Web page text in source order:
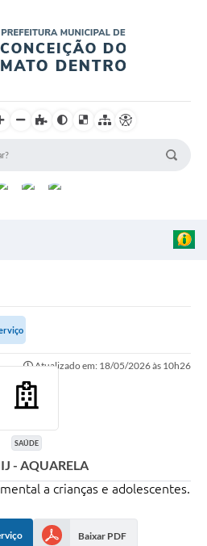
de Fazenda
Atualizado em: 18/05/2026 às 10h26
SAÚDE
- AQUARELA
a crianças e adolescentes.
Baixar PDF